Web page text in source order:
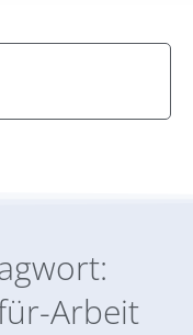
Arbeit